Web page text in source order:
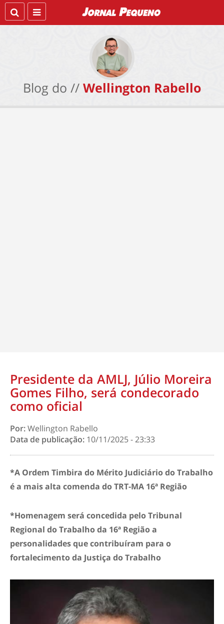
Blog do // Wellington Rabello
Presidente da AMLJ, Júlio Moreira
Gomes Filho, será condecorado
como oficial
Por:Wellington Rabello
Data de publicação: 10/11/2025 - 23:33
*A Ordem Timbira do Mérito Judiciário do Trabalho
é a mais alta comenda do TRT-MA 16ª Região
*Homenagem será concedida pelo Tribunal
Regional do Trabalho da 16ª Região a
personalidades que contribuíram para o
fortalecimento da Justiça do Trabalho